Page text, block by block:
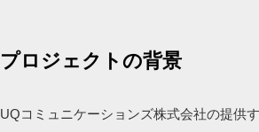
プロジェクトの背景
UQコミュニケーションズ株式会社の提供